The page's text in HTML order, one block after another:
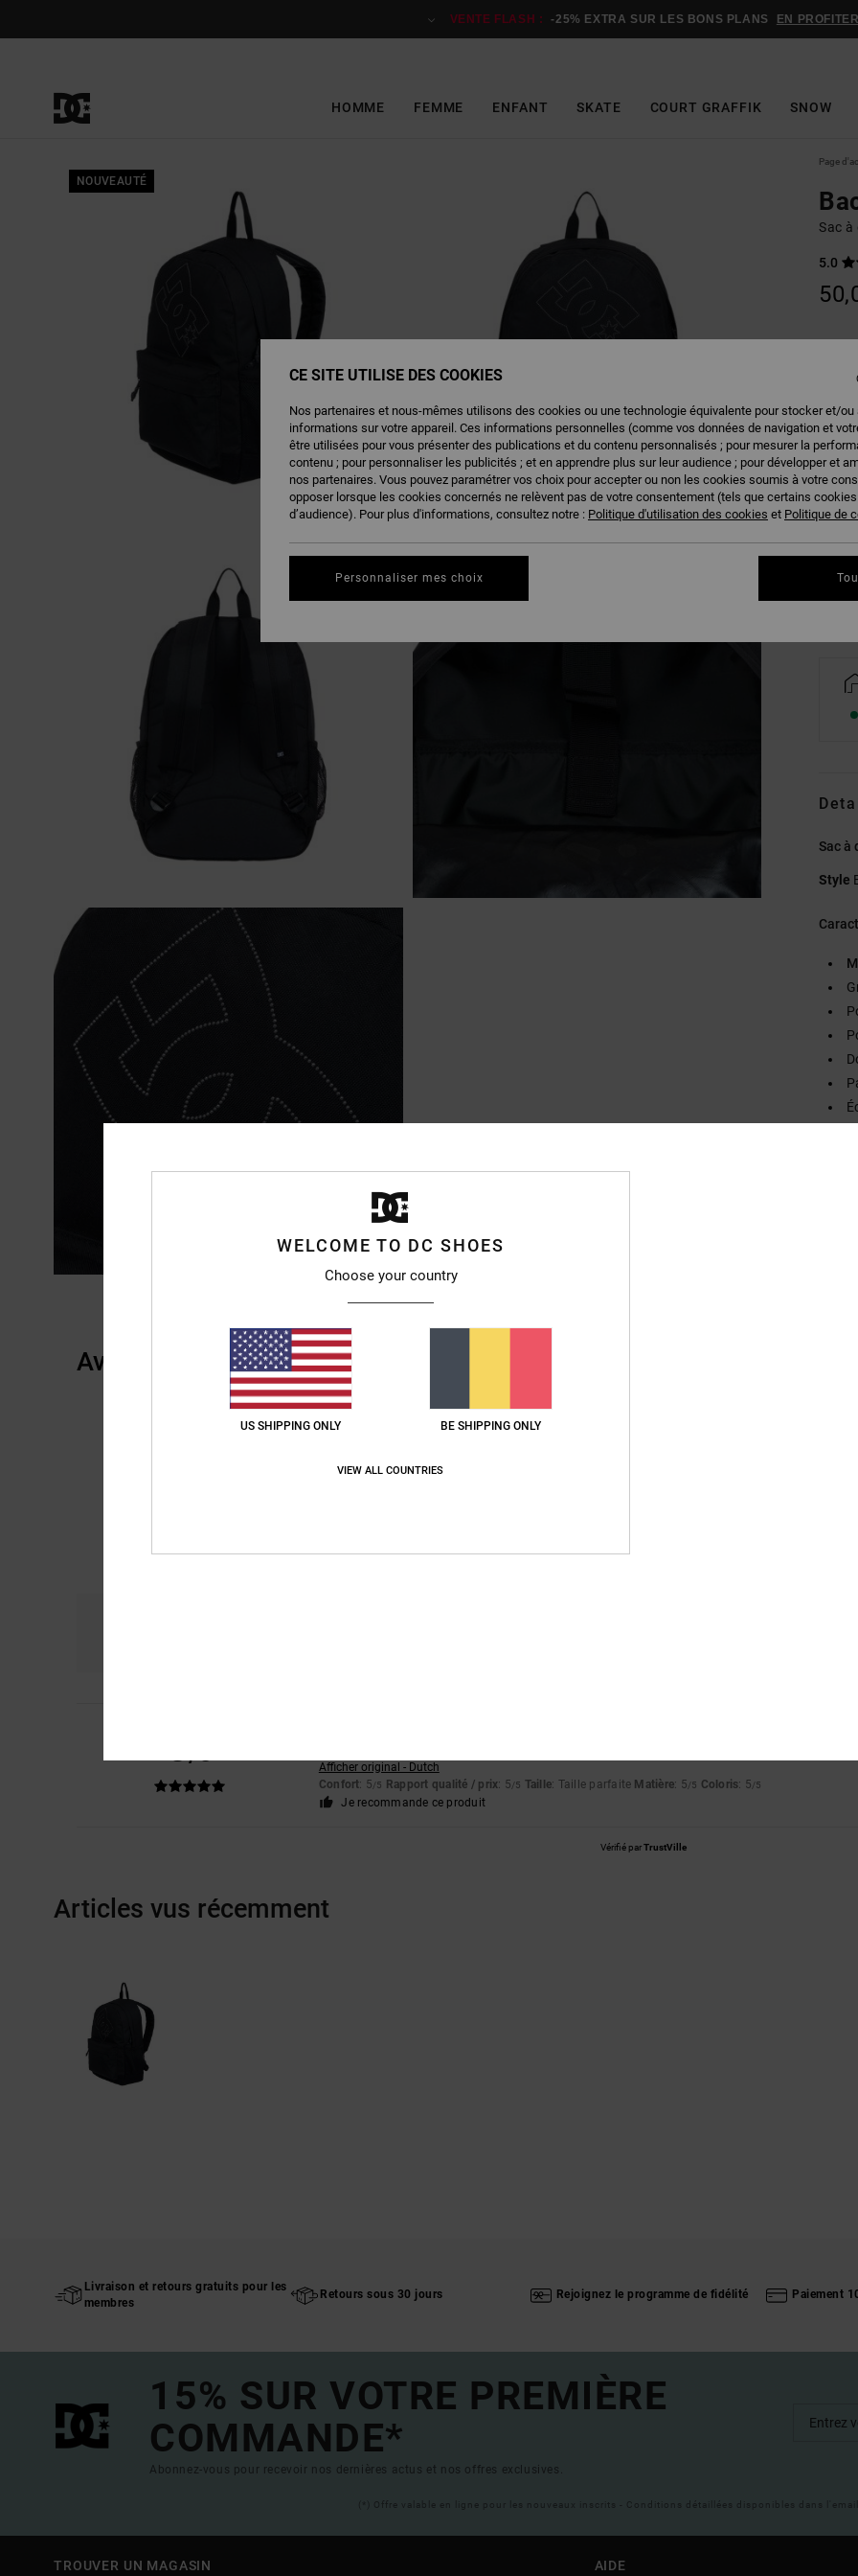
VENTE FLASH : -25% EXTRA SUR LES BONS PLANS EN PROFITER
HOMME FEMME ENFANT SKATE COURT GRAFFIK SNOW
NOUVEAUTÉ
Page
Sac à
5.0
Sac à
Style
Avis clients
5
Afficher original - Dutch
Confort: 5/5 Rapport qualité / prix: 5/5 Taille: Taille parfaite Matière: 5/5 Coloris: 5/5
Je recommande ce produit
Vérifié parTrustVille
Articles vus récemment
Livraison et retours gratuits pour les
membres
Retours sous 30 jours Rejoignez le programme de fidélité Paiement
15% SUR VOTRE PREMIÈRE
COMMANDE*
Abonnez-vous pour recevoir nos dernières actus et nos offres exclusives.
(*) Offre valable en ligne pour les nouveaux inscrits - Conditions détaillées disponibles dans
TROUVER UN MAGASIN AIDE
WELCOME TO DC SHOES
Choose your country
US SHIPPING ONLY BE SHIPPING ONLY
VIEW ALL COUNTRIES
CE SITE UTILISE DES COOKIES
Nos partenaires et nous-mêmes utilisons des cookies ou une technologie équivalente pour stocker et/ou
informations sur votre appareil. Ces informations personnelles (comme vos données de navigation et
être utilisées pour vous présenter des publications et du contenu personnalisés ; pour mesurer la
contenu ; pour personnaliser les publicités ; et en apprendre plus sur leur audience ; pour développer et
nos partenaires. Vous pouvez paramétrer vos choix pour accepter ou non les cookies soumis à votre
opposer lorsque les cookies concernés ne relèvent pas de votre consentement (tels que certains
d’audience). Pour plus d'informations, consultez notre : Politique d'utilisation des cookies et Politique de
Personnaliser mes choix